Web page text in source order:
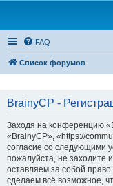
FAQ
Список форумов
BrainyCP -
Заходя на конференцию
«BrainyCP», «https://
согласие со следующими
пожалуйста, не заходите
оставляем за собой
сделаем всё возможное,